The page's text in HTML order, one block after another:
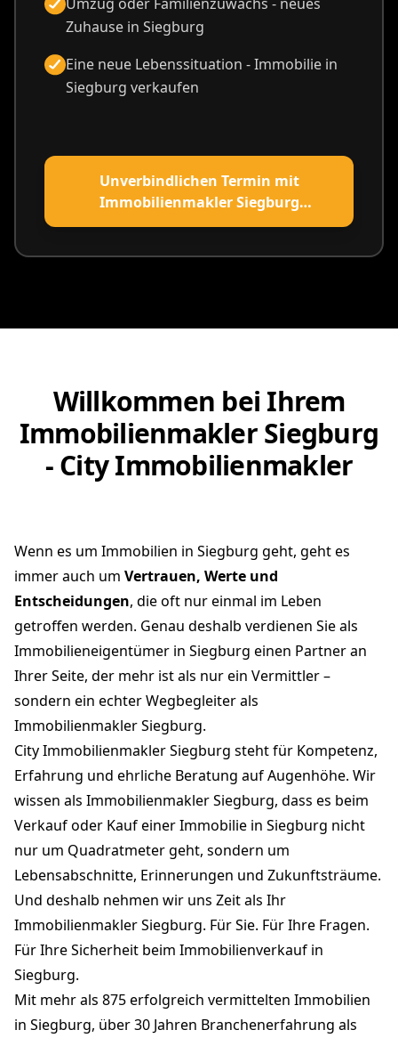
Zuhause in Siegburg
Eine neue Lebenssituation - Immobilie in
Siegburg verkaufen
Unverbindlichen Termin mit
Immobilienmakler Siegburg
vereinbaren
Willkommen bei Ihrem
Immobilienmakler Siegburg
- City Immobilienmakler
Wenn es um Immobilien in Siegburg geht, geht es
immer auch um Vertrauen, Werte und
Entscheidungen, die oft nur einmal im Leben
getroffen werden. Genau deshalb verdienen Sie als
Immobilieneigentümer in Siegburg einen Partner an
Ihrer Seite, der mehr ist als nur ein Vermittler –
sondern ein echter Wegbegleiter als
Immobilienmakler Siegburg.
City Immobilienmakler Siegburg steht für Kompetenz,
Erfahrung und ehrliche Beratung auf Augenhöhe. Wir
wissen als Immobilienmakler Siegburg, dass es beim
Verkauf oder Kauf einer Immobilie in Siegburg nicht
nur um Quadratmeter geht, sondern um
Lebensabschnitte, Erinnerungen und Zukunftsträume.
Und deshalb nehmen wir uns Zeit als Ihr
Immobilienmakler Siegburg. Für Sie. Für Ihre Fragen.
Für Ihre Sicherheit beim Immobilienverkauf in
Siegburg.
Mit mehr als 875 erfolgreich vermittelten Immobilien
in Siegburg, über 30 Jahren Branchenerfahrung als